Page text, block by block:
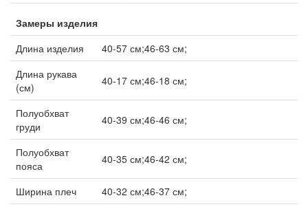
Замеры изделия
Длина изделия
40-57 см;46-63 см;
Длина рукава
(см)
40-17 см;46-18 см;
Полуобхват
груди
40-39 см;46-46 см;
Полуобхват
пояса
40-35 см;46-42 см;
Ширина плеч
40-32 см;46-37 см;